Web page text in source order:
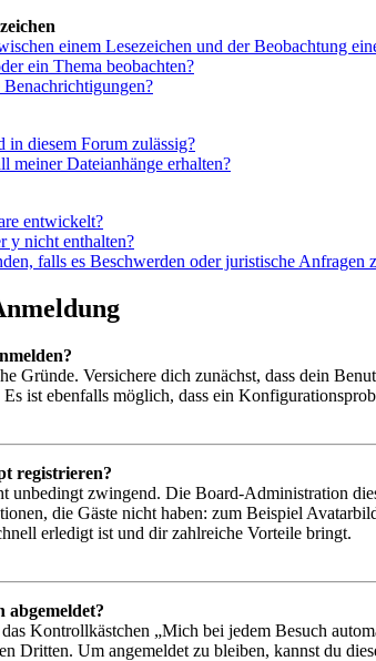
einem Lesezeichen und der Beobachtung
ein Thema beobachten?
in diesem Forum zulässig?
meiner Dateianhänge erhalten?
entwickelt?
y nicht enthalten?
falls es Beschwerden oder juristische Anfragen
Gründe. Versichere dich zunächst, dass dein
ist ebenfalls möglich, dass ein
registrieren?
unbedingt zwingend. Die Board-Administration
die Gäste nicht haben: zum Beispiel
erledigt ist und dir zahlreiche Vorteile bringt.
abgemeldet?
Kontrollkästchen „Mich bei jedem Besuch
Dritten. Um angemeldet zu bleiben, kannst du